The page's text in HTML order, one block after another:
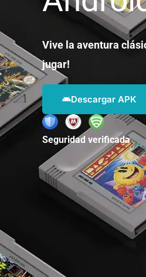
Vive la aventura
jugar!
Descargar APK
Seguridad verificada